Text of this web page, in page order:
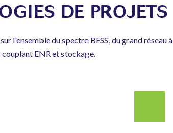
DE PROJETS
l'ensemble du spectre BESS, du grand réseau
couplant ENR et stockage.